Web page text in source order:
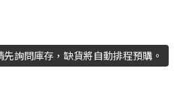
詢問庫存，缺貨將自動排程預購。